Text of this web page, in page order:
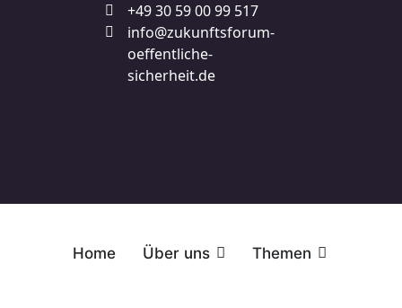
+49 30 59 00 99 517
info@zukunftsforum-
oeffentliche-
sicherheit.de
Home Über uns Themen